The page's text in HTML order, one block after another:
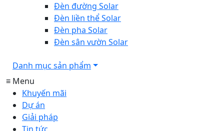
Đèn đường Solar
Đèn liền thể Solar
Đèn pha Solar
Đèn sân vườn Solar
Danh mục sản phẩm
≡ Menu
Khuyến mãi
Dự án
Giải pháp